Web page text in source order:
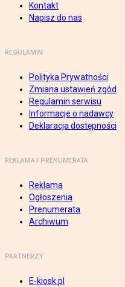
Kontakt
Napisz do nas
REGULAMIN
Polityka Prywatności
Zmiana ustawień zgód
Regulamin serwisu
Informacje o nadawcy
Deklaracja dostępności
REKLAMA I PRENUMERATA
Reklama
Ogłoszenia
Prenumerata
Archiwum
PARTNERZY
E-kiosk.pl